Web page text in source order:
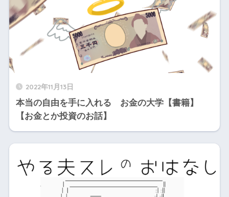
2022年11月13日
本当の自由を手に入れる お金の大学【書籍】
【お金とか投資のお話】